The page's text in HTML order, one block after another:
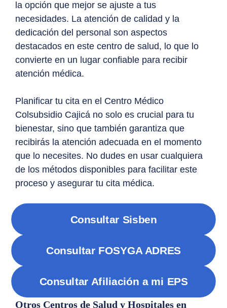
la opción que mejor se ajuste a tus
necesidades. La atención de calidad y la
dedicación del personal son aspectos
destacados en este centro de salud, lo que lo
convierte en un lugar confiable para recibir
atención médica.
Planificar tu cita en el Centro Médico
Colsubsidio Cajicá no solo es crucial para tu
bienestar, sino que también garantiza que
recibirás la atención adecuada en el momento
que lo necesites. No dudes en usar cualquiera
de los métodos disponibles para facilitar este
proceso y asegurar tu cita médica.
Consultar Sisben
Consultar FOSYGA ADRES
Consultar Afiliación a mi EPS
Otros Centros de Salud y Hospitales en